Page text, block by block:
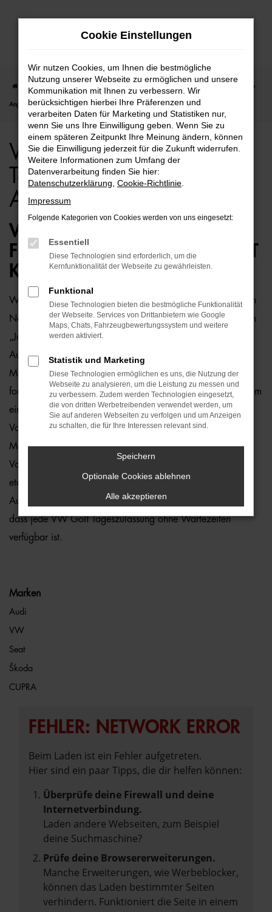
Zum
Startseite Bremen VW VW Golf für Bremen Tageszulassung Top
Angebote
VW Golf für Bremen
Tageszulassung Top
Angebote
VW GOLF TAGESZULASSUNG
FÜR BREMEN – AUTOKAUF MIT
KÖPFCHEN
Was unterscheidet eine VW Golf Tageszulassung von einem
Neuwagen? Genau genommen nichts, sodass Sie mit einem
„Ja“ in einem noch keinen einzigen Kilometer gefahrenen
Auto in Bremen mobil sind. Preislich sparen Sie eine ganze
Menge gegenüber dem klassischen Neufahrzeug, denn
formell handelt es sich bei einer VW Golf Tageszulassung um
einen Gebrauchten. Der Grund liegt im Eintrag eines
Vorbesitzers in den Fahrzeugpapieren und damit der
Möglichkeit, höhere Preisnachlässe einzuräumen. Diese
Vorgehensweise ist sowohl in Bremen als auch anderenorts
etabliert und unterläuft die preislichen Vorgaben seitens der
Automobilhersteller. Ein positiver Nebeneffekt besteht darin,
dass jede VW Golf Tageszulassung ohne Wartezeiten
verfügbar ist.
Marken
Audi
VW
Seat
Škoda
CUPRA
FEHLER: NETWORK ERROR
Beim Laden ist ein Fehler aufgetreten.
Hier sind ein paar Tipps, die dir helfen können:
Überprüfe deine Firewall und deine
Internetverbindung.
Laden andere Webseiten, zum Beispiel
deine Suchmaschine?
Prüfe deine Browsererweiterungen.
Manche Erweiterungen, wie Werbeblocker,
können das Laden bestimmter Seiten
verhindern. Funktioniert die Seite in einem
Cookie Einstellungen
Wir nutzen Cookies, um Ihnen die bestmögliche
Nutzung unserer Webseite zu ermöglichen und unsere
Kommunikation mit Ihnen zu verbessern. Wir
berücksichtigen hierbei Ihre Präferenzen und
verarbeiten Daten für Marketing und Statistiken nur,
wenn Sie uns Ihre Einwilligung geben. Wenn Sie zu
einem späteren Zeitpunkt Ihre Meinung ändern, können
Sie die Einwilligung jederzeit für die Zukunft widerrufen.
Weitere Informationen zum Umfang der
Datenverarbeitung finden Sie hier:
Datenschutzerklärung Cookie-Richtlinie
Impressum
Folgende Kategorien von Cookies werden von uns eingesetzt:
Essentiell
Diese Technologien sind erforderlich, um die
Kernfunktionalität der Webseite zu gewährleisten.
Funktional
Diese Technologien bieten die bestmögliche Funktionalität
der Webseite. Services von Drittanbietern wie Google
Maps, Chats, Fahrzeugbewertungssystem und weitere
werden aktiviert.
Statistik und Marketing
Diese Technologien ermöglichen es uns, die Nutzung der
Webseite zu analysieren, um die Leistung zu messen und
zu verbessern. Zudem werden Technologien eingesetzt,
die von dritten Werbetreibenden verwendet werden, um
Sie auf anderen Webseiten zu verfolgen und um Anzeigen
zu schalten, die für Ihre Interessen relevant sind.
Speichern
Optionale Cookies ablehnen
Alle akzeptieren